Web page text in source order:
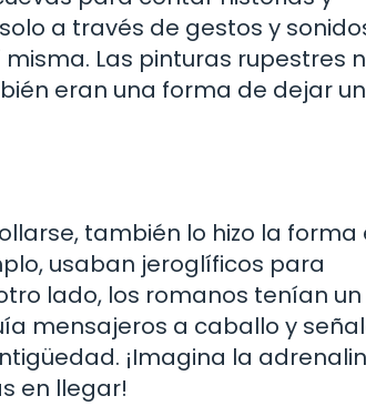
a través de gestos y
Las pinturas rupestres
eran una forma de dejar un
también lo hizo la forma
usaban jeroglíficos para
lado, los romanos tenían un
mensajeros a caballo y
¡Imagina la
en llegar!